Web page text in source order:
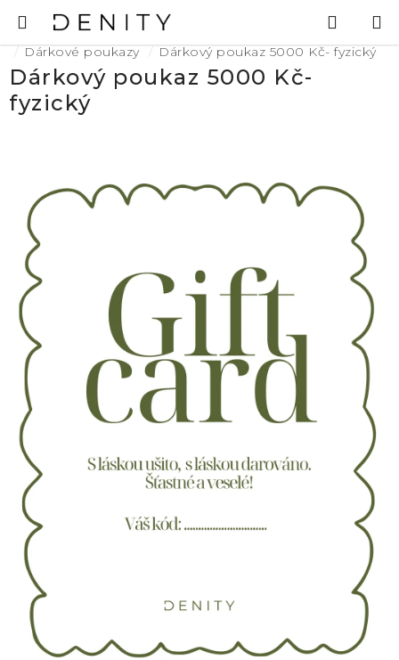
na
obsah
Hledat
Domů
Dárkové poukazy Dárkový poukaz 5000 Kč- fyzický
Dárkový poukaz 5000 Kč-
fyzický